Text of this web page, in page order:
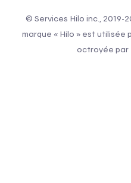
© Services Hilo inc., 2019-
marque « Hilo » est utilisée
octroyée par